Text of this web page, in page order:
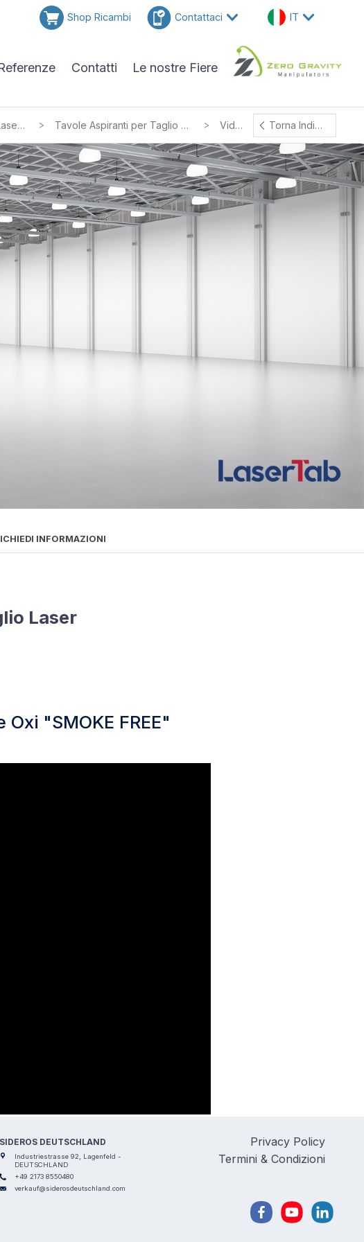
Contatti Le nostre Fiere
Shop Ricambi Contattaci IT
INFORMAZIONI
Tavole Aspiranti per Macchine da Taglio Plasma, Laser e Oxy > Tavole Aspiranti per Taglio Laser > Video Torna Indietro
Laser
"SMOKE FREE"
SIDEROS DEUTSCHLAND
Industriestrasse 92, Lagenfeld -
DEUTSCHLAND
+49 2173 8550480
verkauf@siderosdeutschland.com
Privacy Policy
Termini & Condizioni